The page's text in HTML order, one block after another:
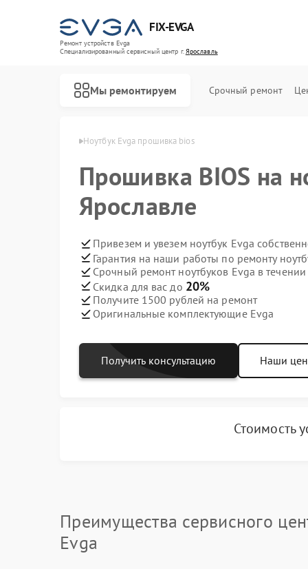
FIX-EVGA
Ремонт устройств Evga
Специализированный cервисный центр г.Ярославль
Мы ремонтируем Срочный ремонт
Evga в Ярославле Ноутбук Evga прошивка bios
Прошивка BIOS на
Ярославле
Привезем и увезем ноутбук Evga
Гарантия на наши работы по ремонту
Срочный ремонт ноутбуков Evga в течении
Скидка для вас до 20%
Получите 1500 рублей на ремонт
Оригинальные комплектующие Evga
Получить консультацию Наши
Стоимость
Преимущества сервисного
Evga